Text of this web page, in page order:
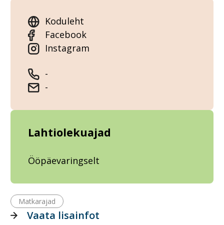
Koduleht
Facebook
Instagram
-
-
Lahtiolekuajad
Ööpäevaringselt
Matkarajad
Vaata lisainfot